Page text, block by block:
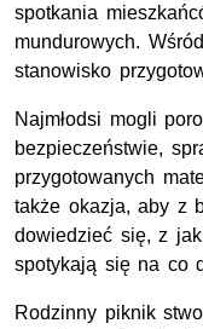
spotkania
mundurowych.
stanowisko
Najmłodsi mogli
bezpieczeństwie,
przygotowanych
także okazja, aby z
dowiedzieć się, z
spotykają się na co
Rodzinny piknik